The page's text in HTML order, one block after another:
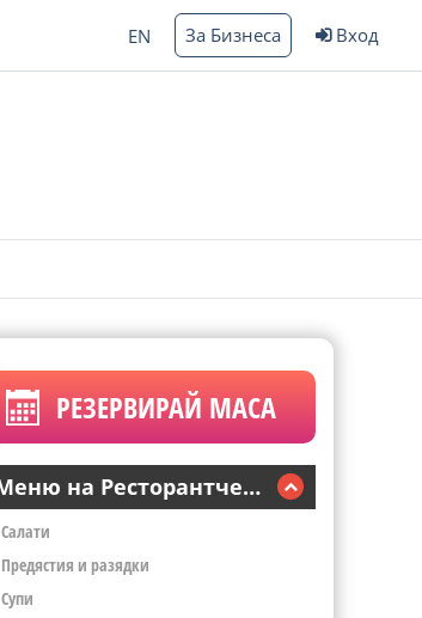
EN За Бизнеса Вход
РЕЗЕРВИРАЙ МАСА
Меню на Ресторантчето Efe
Салати
Предястия и разядки
Супи